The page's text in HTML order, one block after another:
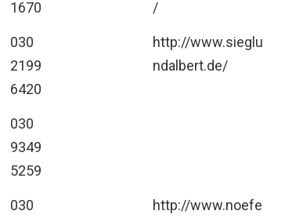
1670
/
030
2199
6420
http://www.sieglu
ndalbert.de/
030
9349
5259
030
http://www.noefe